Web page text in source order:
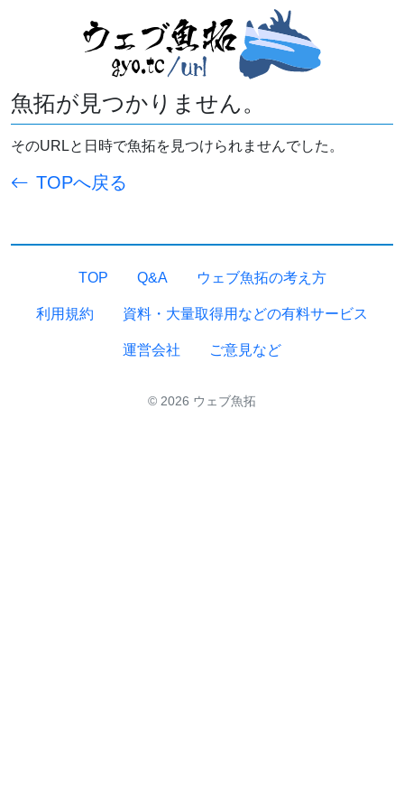
魚拓が見つかりません。
そのURLと日時で魚拓を見つけられませんでした。
TOPへ戻る
TOP Q&A ウェブ魚拓の考え方
利用規約 資料・大量取得用などの有料サービス
運営会社 ご意見など
© 2026 ウェブ魚拓